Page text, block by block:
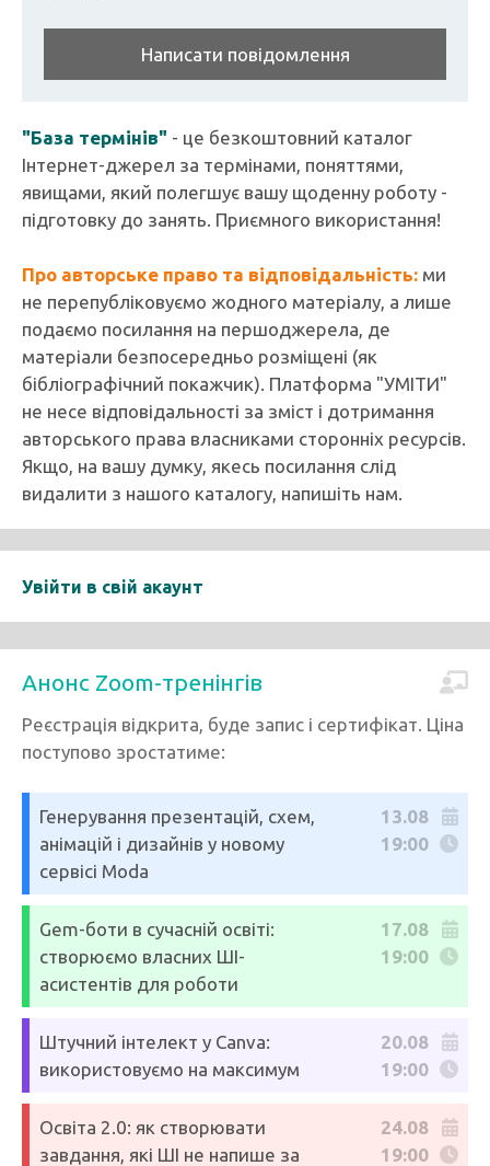
Написати повідомлення
"База термінів" - це безкоштовний каталог
Інтернет-джерел за термінами, поняттями,
явищами, який полегшує вашу щоденну роботу -
підготовку до занять. Приємного використання!
Про авторське право та відповідальність: ми
не перепубліковуємо жодного матеріалу, а лише
подаємо посилання на першоджерела, де
матеріали безпосередньо розміщені (як
бібліографічний покажчик). Платформа "УМІТИ"
не несе відповідальності за зміст і дотримання
авторського права власниками сторонніх ресурсів.
Якщо, на вашу думку, якесь посилання слід
видалити з нашого каталогу, напишіть нам.
Увійти в свій акаунт
Анонс Zoom-тренінгів
Реєстрація відкрита, буде запис і сертифікат. Ціна
поступово зростатиме:
Генерування презентацій, схем,
анімацій і дизайнів у новому
сервісі Moda
13.08
19:00
Gem-боти в сучасній освіті:
створюємо власних ШІ-
асистентів для роботи
17.08
19:00
Штучний інтелект у Canva:
використовуємо на максимум
20.08
19:00
Освіта 2.0: як створювати
завдання, які ШІ не напише за
24.08
19:00